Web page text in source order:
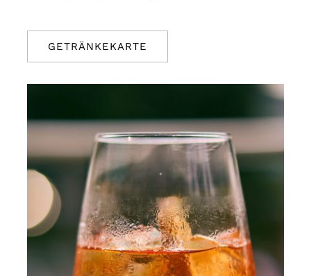
GETRÄNKEKARTE